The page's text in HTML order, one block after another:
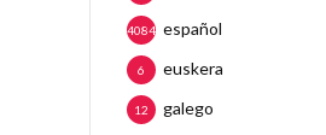
español
4084
euskera
6
galego
12